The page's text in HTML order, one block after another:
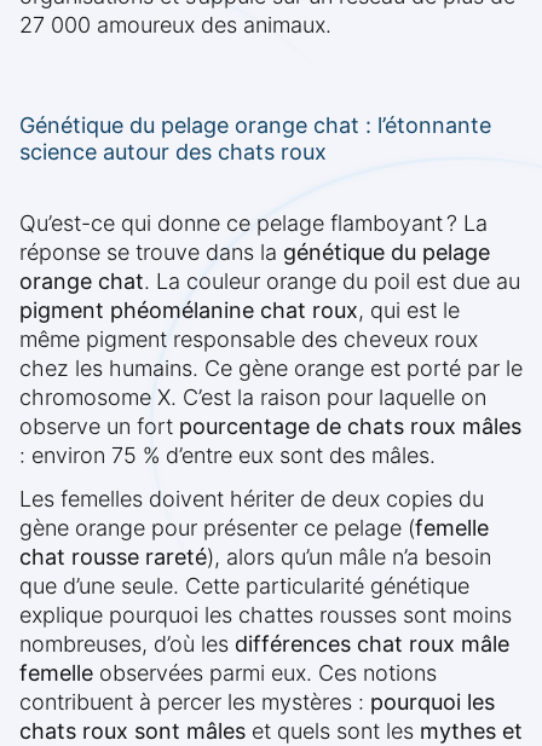
27 000 amoureux des animaux.
Génétique du pelage orange chat : l’étonnante
science autour des chats roux
Qu’est-ce qui donne ce pelage flamboyant ? La
réponse se trouve dans la génétique du pelage
orange chat. La couleur orange du poil est due au
pigment phéomélanine chat roux, qui est le
même pigment responsable des cheveux roux
chez les humains. Ce gène orange est porté par le
chromosome X. C’est la raison pour laquelle on
observe un fort pourcentage de chats roux mâles
: environ 75 % d’entre eux sont des mâles.
Les femelles doivent hériter de deux copies du
gène orange pour présenter ce pelage (femelle
chat rousse rareté), alors qu’un mâle n’a besoin
que d’une seule. Cette particularité génétique
explique pourquoi les chattes rousses sont moins
nombreuses, d’où les différences chat roux mâle
femelle observées parmi eux. Ces notions
contribuent à percer les mystères : pourquoi les
chats roux sont mâles et quels sont les mythes et